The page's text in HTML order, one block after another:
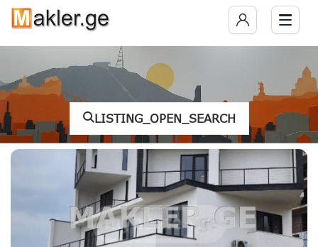
LISTING_OPEN_SEARCH